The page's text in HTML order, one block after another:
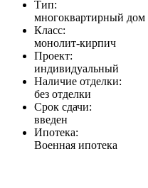
Тип:
многоквартирный дом
Класс:
монолит-кирпич
Проект:
индивидуальный
Наличие отделки:
без отделки
Срок сдачи:
введен
Ипотека:
Военная ипотека